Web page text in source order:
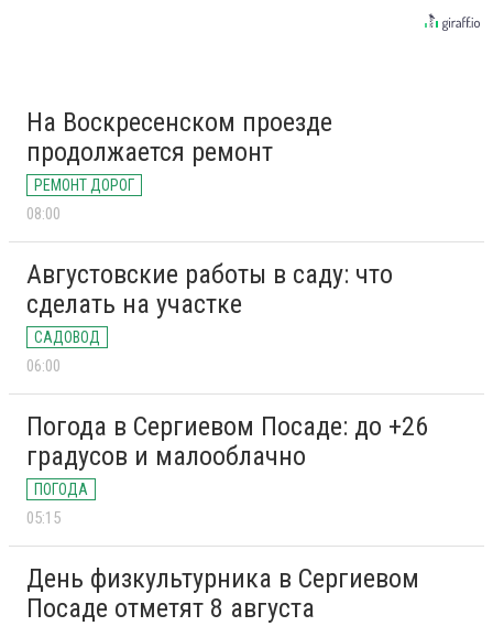
На Воскресенском проезде
продолжается ремонт
РЕМОНТ ДОРОГ
08:00
Августовские работы в саду: что
сделать на участке
САДОВОД
06:00
Погода в Сергиевом Посаде: до +26
градусов и малооблачно
ПОГОДА
05:15
День физкультурника в Сергиевом
Посаде отметят 8 августа